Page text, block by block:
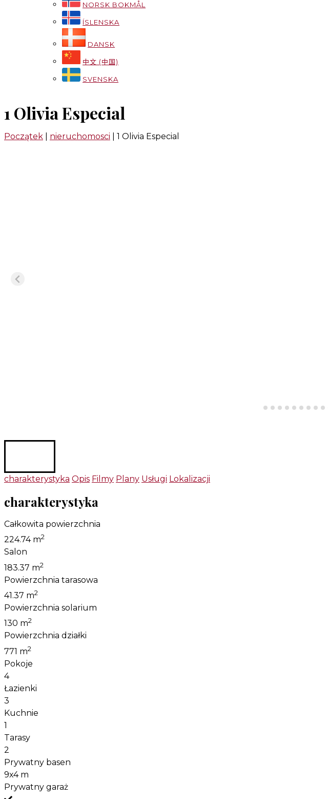
NORSK BOKMÅL
ÍSLENSKA
DANSK
中文 (中国)
SVENSKA
1 Olivia Especial
Początek nieruchomosci 1 Olivia Especial
charakterystyka Opis Filmy Plany Usługi Lokalizacji
charakterystyka
Całkowita powierzchnia
224.74 m2
Salon
183.37 m2
Powierzchnia tarasowa
41.37 m2
Powierzchnia solarium
130 m2
Powierzchnia działki
771 m2
Pokoje
4
Łazienki
3
Kuchnie
1
Tarasy
2
Prywatny basen
9x4 m
Prywatny garaż